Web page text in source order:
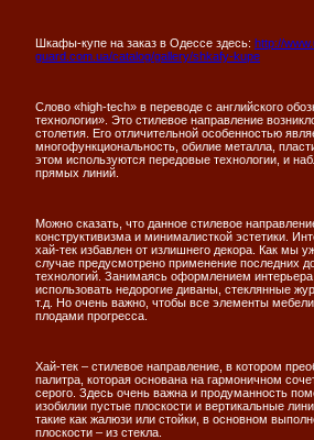
Шкафы-купе на заказ в Одессе здесь: http://
guard.com.ua/catalog/gallery/shkafy-kupe
Слово «high-tech» в переводе с английского
технологии». Это стилевое направление
столетия. Его отличительной особенностью
многофункциональность, обилие металла,
этом используются передовые технологии, и
прямых линий.
Можно сказать, что данное стилевое
конструктивизма и минималисткой эстетики.
хай-тек избавлен от излишнего декора. Как мы
случае предусмотрено применение последних
технологий. Занимаясь оформлением
использовать недорогие диваны, стеклянные
т.д. Но очень важно, чтобы все элементы
плодами прогресса.
Хай-тек – стилевое направление, в котором
палитра, которая основана на гармоничном
серого. Здесь очень важна и продуманность
изобилии пустые плоскости и вертикальные
такие как жалюзи или стойки, в основном
плоскости – из стекла.